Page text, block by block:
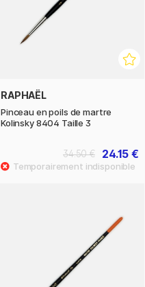
RAPHAËL
Pinceau en poils de martre
Kolinsky 8404 Taille 3
24.15 €
34.50 €